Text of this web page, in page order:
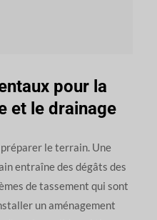
pour la
et le drainage
le terrain. Une
entraîne des dégâts des
de tassement qui sont
un aménagement